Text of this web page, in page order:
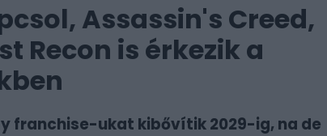
Assassin's Creed,
Recon is érkezik a
franchise-ukat kibővítik 2029-ig, na de